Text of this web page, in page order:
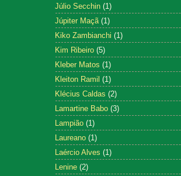
Júlio Secchin (1)
Júpiter Maçã (1)
Kiko Zambianchi (1)
Kim Ribeiro (5)
Kleber Matos (1)
Kleiton Ramil (1)
Klécius Caldas (2)
Lamartine Babo (3)
Lampião (1)
Laureano (1)
Laércio Alves (1)
Lenine (2)